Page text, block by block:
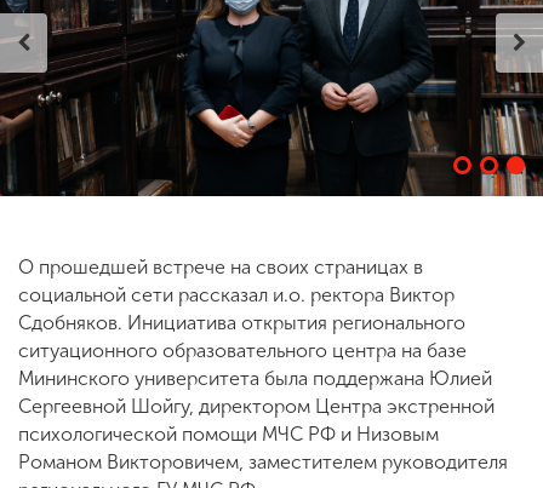
ENG SPN CHI
Приемная
комиссия
+7 (831) 262-26-20
О прошедшей встрече на своих страницах в
социальной сети рассказал и.о. ректора Виктор
Сдобняков. Инициатива открытия регионального
ситуационного образовательного центра на базе
Мининского университета была поддержана Юлией
Сергеевной Шойгу, директором Центра экстренной
психологической помощи МЧС РФ и Низовым
Романом Викторовичем, заместителем руководителя